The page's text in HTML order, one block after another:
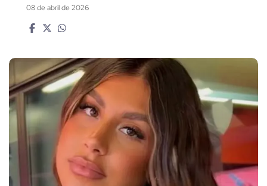
08 de abril de 2026